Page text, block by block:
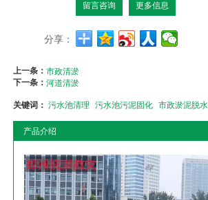
留言咨询 更多信息
分享：
上一条：市政清淤
下一条：河道清淤
关键词：污水池清理 污水池污泥固化 市政淤泥脱水
产品介绍